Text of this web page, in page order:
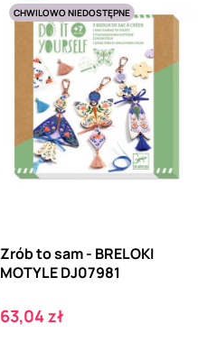
CHWILOWO NIEDOSTĘPNE
Zrób to sam - BRELOKI
MOTYLE DJ07981
Cena
63,04 zł